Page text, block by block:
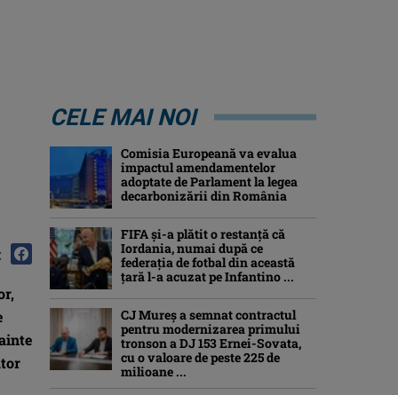
CELE MAI NOI
Comisia Europeană va evalua
impactul amendamentelor
adoptate de Parlament la legea
decarbonizării din România
FIFA și-a plătit o restanță că
Iordania, numai după ce
federația de fotbal din această
țară l-a acuzat pe Infantino ...
CJ Mureș a semnat contractul
pentru modernizarea primului
tronson a DJ 153 Ernei-Sovata,
cu o valoare de peste 225 de
milioane ...